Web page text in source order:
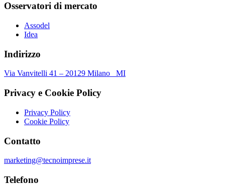
Osservatori di mercato
Assodel
Idea
Indirizzo
Via Vanvitelli 41 – 20129 Milano MI
Privacy e Cookie Policy
Privacy Policy
Cookie Policy
Contatto
marketing@tecnoimprese.it
Telefono